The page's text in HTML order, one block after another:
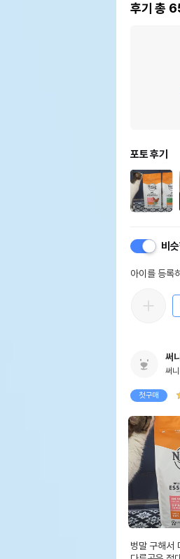
후기 총
포토 후기
비
아이를 등록
써
써니
첫구매
벙말 구해서